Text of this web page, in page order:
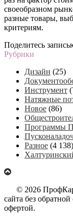
своеобразном
разные товары,
критериям.
Поделитесь
Рубрики
Дизайн (25)
Инструмент
Натяжные
Новое (86)
Программы
Разное (4 138)
© 2026
сайта без
офертой.